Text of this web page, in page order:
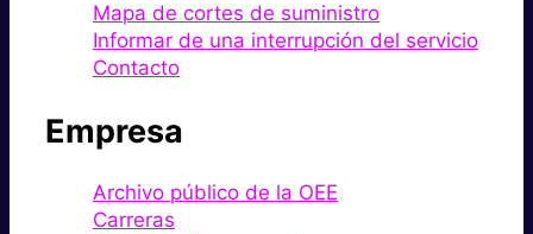
Mapa de cortes de suministro
Informar de una interrupción del servicio
Contacto
Empresa
Archivo público de la OEE
Carreras